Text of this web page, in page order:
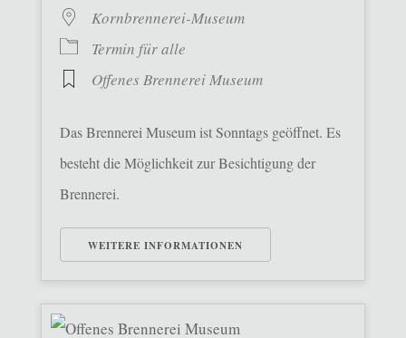
Kornbrennerei-Museum
Termin für alle
Offenes Brennerei Museum
Das Brennerei Museum ist Sonntags geöffnet. Es
besteht die Möglichkeit zur Besichtigung der
Brennerei.
WEITERE INFORMATIONEN